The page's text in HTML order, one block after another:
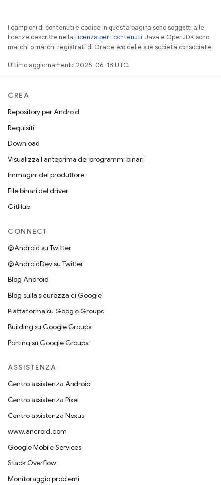
I campioni di contenuti e codice in questa pagina sono soggetti alle
licenze descritte nella Licenza per i contenuti. Java e OpenJDK sono
marchi o marchi registrati di Oracle e/o delle sue società consociate.
Ultimo aggiornamento 2026-06-18 UTC.
CREA
Repository per Android
Requisiti
Download
Visualizza l'anteprima dei programmi binari
Immagini del produttore
File binari del driver
GitHub
CONNECT
@Android su Twitter
@AndroidDev su Twitter
Blog Android
Blog sulla sicurezza di Google
Piattaforma su Google Groups
Building su Google Groups
Porting su Google Groups
ASSISTENZA
Centro assistenza Android
Centro assistenza Pixel
Centro assistenza Nexus
www.android.com
Google Mobile Services
Stack Overflow
Monitoraggio problemi